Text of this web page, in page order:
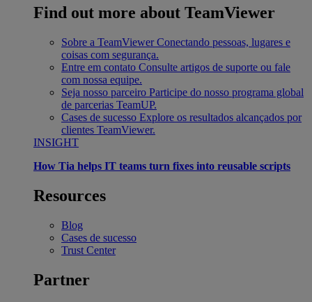
Find out more about TeamViewer
Sobre a TeamViewer Conectando pessoas, lugares e
coisas com segurança.
Entre em contato Consulte artigos de suporte ou fale
com nossa equipe.
Seja nosso parceiro Participe do nosso programa global
de parcerias TeamUP.
Cases de sucesso Explore os resultados alcançados por
clientes TeamViewer.
INSIGHT
How Tia helps IT teams turn fixes into reusable scripts
Resources
Blog
Cases de sucesso
Trust Center
Partner